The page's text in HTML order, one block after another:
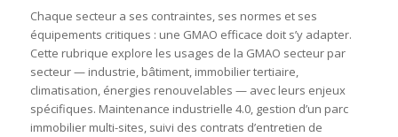
Chaque secteur a ses contraintes, ses normes et ses
équipements critiques : une GMAO efficace doit s’y adapter.
Cette rubrique explore les usages de la GMAO secteur par
secteur — industrie, bâtiment, immobilier tertiaire,
climatisation, énergies renouvelables — avec leurs enjeux
spécifiques. Maintenance industrielle 4.0, gestion d’un parc
immobilier multi-sites, suivi des contrats d’entretien de